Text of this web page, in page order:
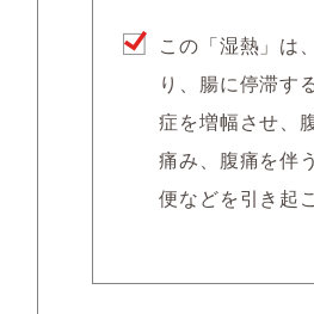
この「湿熱」は
り、腸に停滞す
症を増幅させ、
痛み、腹痛を伴
便などを引き起